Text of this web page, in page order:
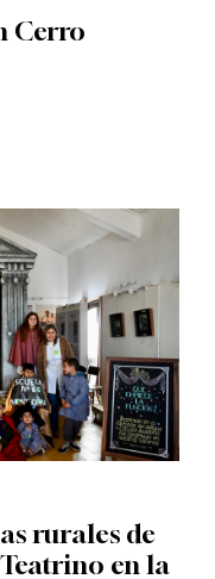
Cerro
rurales de
en la